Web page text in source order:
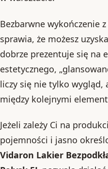
Bezbarwne wykończenie
sprawia, że możesz
dobrze prezentuje się na
estetycznego,
liczy się nie tylko wygląd,
między kolejnymi
Jeżeli zależy Ci na
pojemności i jasno
Vidaron Lakier